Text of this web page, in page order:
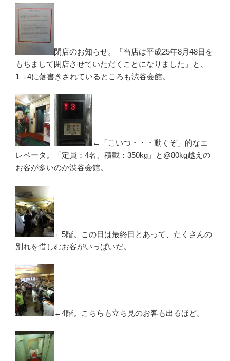
閉店のお知らせ。「当店は平成25年8月48日を
もちまして閉店させていただくことになりました」と、
1→4に落書きされているところも渋谷会館。
←「こいつ・・・動くぞ」的なエ
レベータ。「定員：4名、積載：350kg」と@80kg越えの
お客が多いのか渋谷会館。
←5階。この日は最終日とあって、たくさんの
別れを惜しむお客がいっぱいだ。
←4階。こちらも立ち見のお客も出るほど。